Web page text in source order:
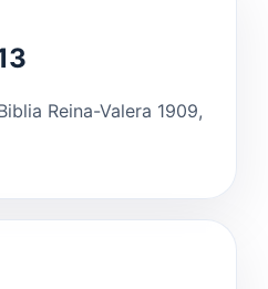
Reina-Valera 1909,